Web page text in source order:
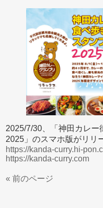
2025/7/30、「神田カレ
2025」のスマホ版がリリ
https://kanda-curry.hi-
https://kanda-curry.com
« 前のページ